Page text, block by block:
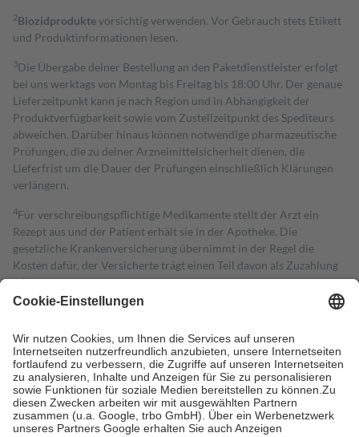
2Biozidproduktevorsichtig verwenden. Vor Gebrauch stets Etikett
und Produktinformationen lesen.
3Die Übergabe deiner Bestellung an den Paketdienstleister erfolgt
bei uns werktags von Montag bis Freitag bis 18:00 Uhr. Der genaue
Lieferzeitpunkt kann je nach Region und in Abhängigkeit der
Produktverfügbarkeit sowie vom Zustellzeitpunkt des Spediteurs
abweichen. Darüber hinaus können notwendige pharmazeutische
Prüfungen, die zu deiner Arzneimittelsicherheit dienen, die
Lieferfrist um die Dauer der Prüfungen einschließlich Klärungen
verlängern.
4Für verschreibungspflichtige Medikamente stellt der Arzt ein
Rezept aus und der Patient erhält sie in der Apotheke. Die
gesetzliche Krankenversicherung übernimmt in der Regel die
Kosten dafür, der Versicherte trägt einen Teil davon als Zuzahlung
mit.
Grundsätzlich leisten Mitglieder Zuzahlungen in Höhe von zehn
höchstens zehn Euro.
Es sind jedoch nie mehr als die tatsächlichen
Kosten der Leistung zu entrichten.
Diese Regeln gelten grundsätzlich auch für Online-Apotheken.
Bei Heilmitteln und häuslicher Krankenpflege beträgt die
Zuzahlung zehn Prozent der Kosten sowie zehn Euro je
Verordnung.
Um das Engagement der Versicherten für ihre eigene Gesundheit zu